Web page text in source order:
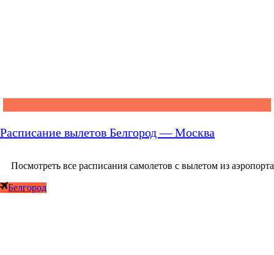
Расписание вылетов Белгород — Москва
Посмотреть все расписания самолетов с вылетом из аэропорта
Белгород